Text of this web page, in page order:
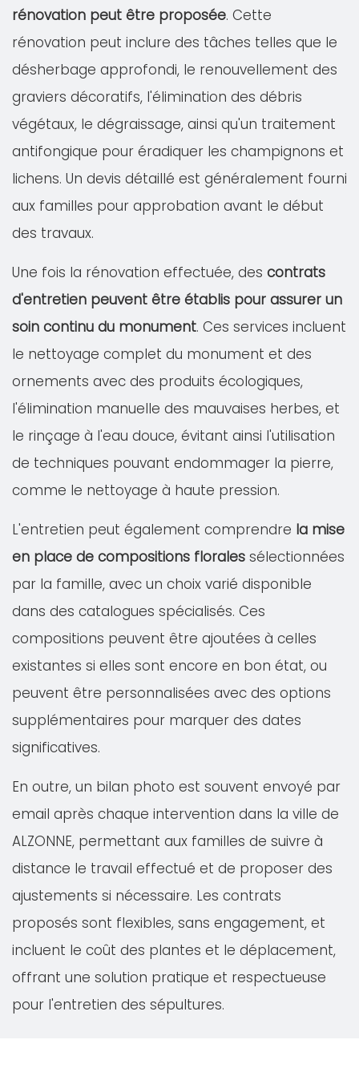
rénovation peut être proposée. Cette
rénovation peut inclure des tâches telles que le
désherbage approfondi, le renouvellement des
graviers décoratifs, l'élimination des débris
végétaux, le dégraissage, ainsi qu'un traitement
antifongique pour éradiquer les champignons et
lichens. Un devis détaillé est généralement fourni
aux familles pour approbation avant le début
des travaux.
Une fois la rénovation effectuée, des contrats
d'entretien peuvent être établis pour assurer un
soin continu du monument. Ces services incluent
le nettoyage complet du monument et des
ornements avec des produits écologiques,
l'élimination manuelle des mauvaises herbes, et
le rinçage à l'eau douce, évitant ainsi l'utilisation
de techniques pouvant endommager la pierre,
comme le nettoyage à haute pression.
L'entretien peut également comprendre la mise
en place de compositions florales sélectionnées
par la famille, avec un choix varié disponible
dans des catalogues spécialisés. Ces
compositions peuvent être ajoutées à celles
existantes si elles sont encore en bon état, ou
peuvent être personnalisées avec des options
supplémentaires pour marquer des dates
significatives.
En outre, un bilan photo est souvent envoyé par
email après chaque intervention dans la ville de
ALZONNE, permettant aux familles de suivre à
distance le travail effectué et de proposer des
ajustements si nécessaire. Les contrats
proposés sont flexibles, sans engagement, et
incluent le coût des plantes et le déplacement,
offrant une solution pratique et respectueuse
pour l'entretien des sépultures.